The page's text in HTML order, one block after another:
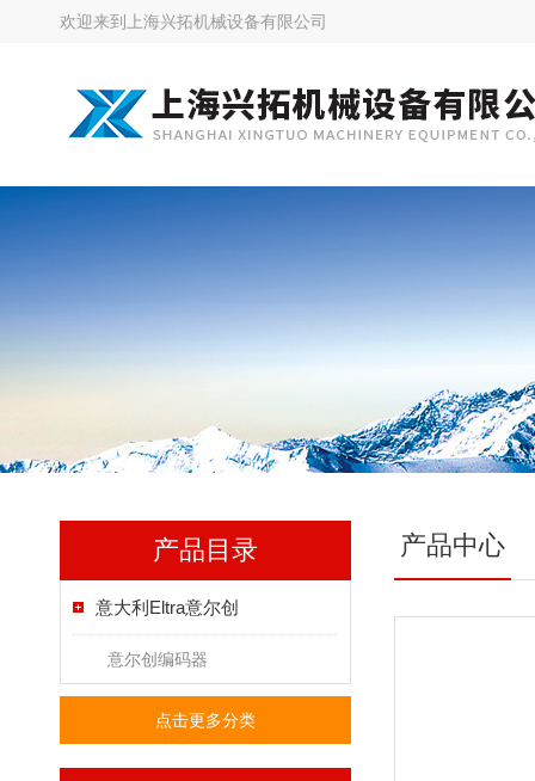
欢迎来到 上海兴拓机械设备有限公司
产品目录
意大利Eltra意尔创
意尔创编码器
点击更多分类
产品中心